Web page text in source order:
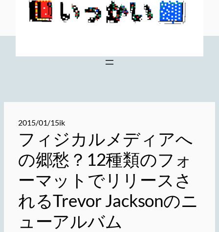
2015/01/15ik
フィジカルメディアへ
の郷愁？12種類のフォ
ーマットでリリースさ
れるTrevor Jacksonのニ
ューアルバム